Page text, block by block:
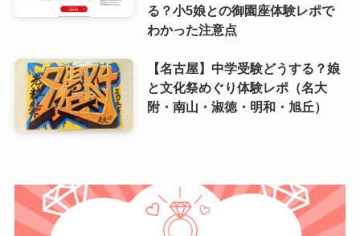
る？小5娘との御園座体験レポで
わかった注意点
【名古屋】中学受験どうする？娘
と文化祭めぐり体験レポ（名大
附・南山・淑徳・明和・旭丘）